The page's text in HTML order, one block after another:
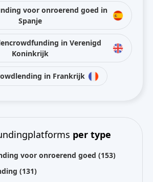
voor onroerend goed in
Spanje
in Verenigd
Koninkrijk
in Frankrijk
per type
voor onroerend goed (153)
(131)